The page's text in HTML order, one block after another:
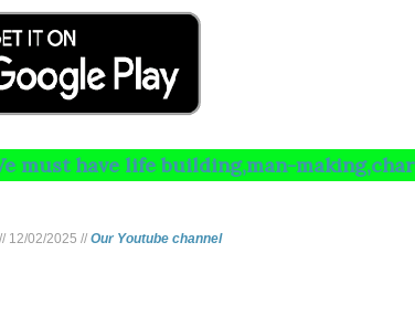
life building,man-making,character
// 12/02/2025 // Our Youtube channel